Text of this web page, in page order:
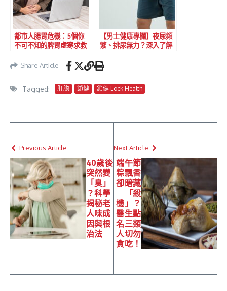
都市人腸胃危機：5個你
不可不知的脾胃虛寒求救
【男士健康專欄】夜尿頻
繁、排尿無力？深入了解
機與保養之道
Share Article
Tagged: 肝膽 鎖健 鎖健 Lock Health
Previous Article
40歲後
突然變
「臭」
？科學
揭秘老
人味成
因與根
治法
Next Article
端午節
粽飄香
卻暗藏
「殺
機」？
醫生點
名三類
人切勿
貪吃！